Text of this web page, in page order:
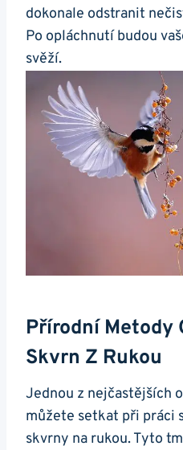
dokonale odstranit
Po opláchnutí budou
svěží.
Přírodní Metody
Skvrn Z Rukou
Jednou z nejčastějších
můžete setkat při práci
skvrny na rukou. Tyto